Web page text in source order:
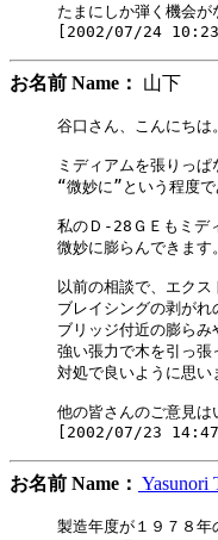
たまにしか弾く機会
お名前 Name： 山下
谷口さん、こんにちは
ミディアムを張りっ
“微妙に”という程度
私のＤ-28ＧＥもミデ
微妙に膨らんできま
以前の相談で、エク
ブレイシングの剥が
ブリッジ付近の膨ら
強い張力で木を引っ
対処で良いように思い
他の皆さんのご意見は
お名前 Name： Yasunori
製造年度が１９７８年